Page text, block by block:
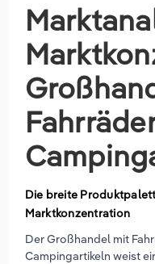
Die breite
Marktkonzentration
Der Großhandel mit
Campingartikeln weist